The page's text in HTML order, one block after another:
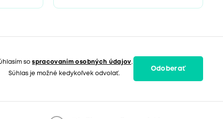
sospracovaním osobných údajov.
Súhlas je možné kedykoľvek odvolať.
Odoberať